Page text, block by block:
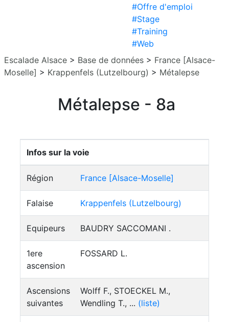
#Offre d'emploi
#Stage
#Training
#Web
Escalade Alsace > Base de données > France [Alsace-
Moselle] > Krappenfels (Lutzelbourg) > Métalepse
Métalepse - 8a
Infos sur la voie
Région France [Alsace-Moselle]
Falaise Krappenfels (Lutzelbourg)
Equipeurs BAUDRY SACCOMANI .
1ere
ascension
FOSSARD L.
Ascensions
suivantes
Wolff F., STOECKEL M.,
Wendling T., ... (liste)